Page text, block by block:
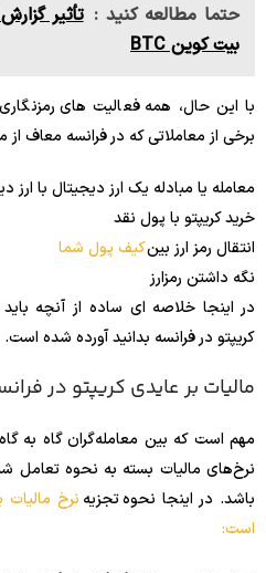
حتما مطالعه کنید : تأثیر
بیت کوین BTC
با این حال، همه فعالیت های
برخی از معاملاتی که در فرانسه معاف
معامله یا مبادله یک ارز دیجیتال با ارز
خرید کریپتو با پول نقد
انتقال رمز ارز بینکیف پول شما
نگه داشتن رمزارز
در اینجا خلاصه ای ساده از آنچه
کریپتو در فرانسه بدانید آورده شده است.
مالیات بر عایدی کریپتو در
مهم است که بین معامله‌گران گاه به
نرخ‌های مالیات بسته به نحوه تعامل
باشد. در اینجا نحوه تجزیه نرخ
است: